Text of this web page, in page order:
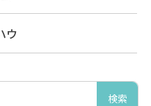
ウ
検索